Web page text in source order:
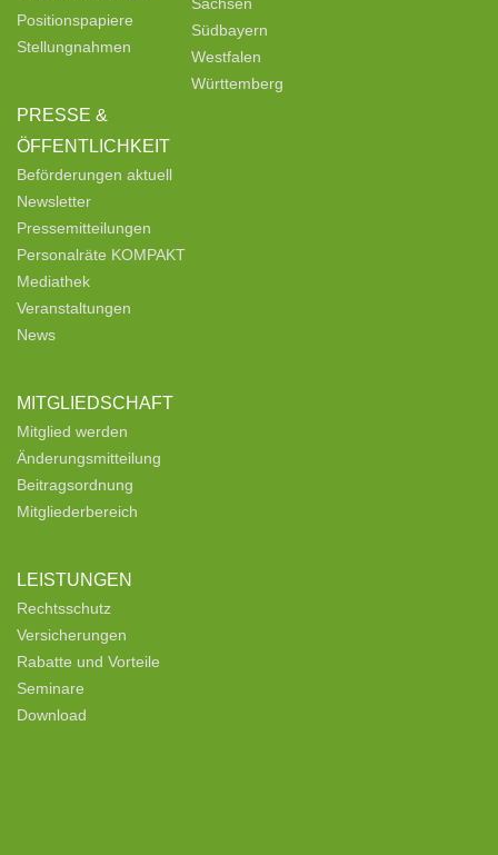
Positionspapiere
Stellungnahmen
PRESSE &
ÖFFENTLICHKEIT
Beförderungen aktuell
Newsletter
Pressemitteilungen
Personalräte KOMPAKT
Mediathek
Veranstaltungen
News
MITGLIEDSCHAFT
Mitglied werden
Änderungsmitteilung
Beitragsordnung
Mitgliederbereich
LEISTUNGEN
Rechtsschutz
Versicherungen
Rabatte und Vorteile
Seminare
Download
Sachsen
Südbayern
Westfalen
Württemberg